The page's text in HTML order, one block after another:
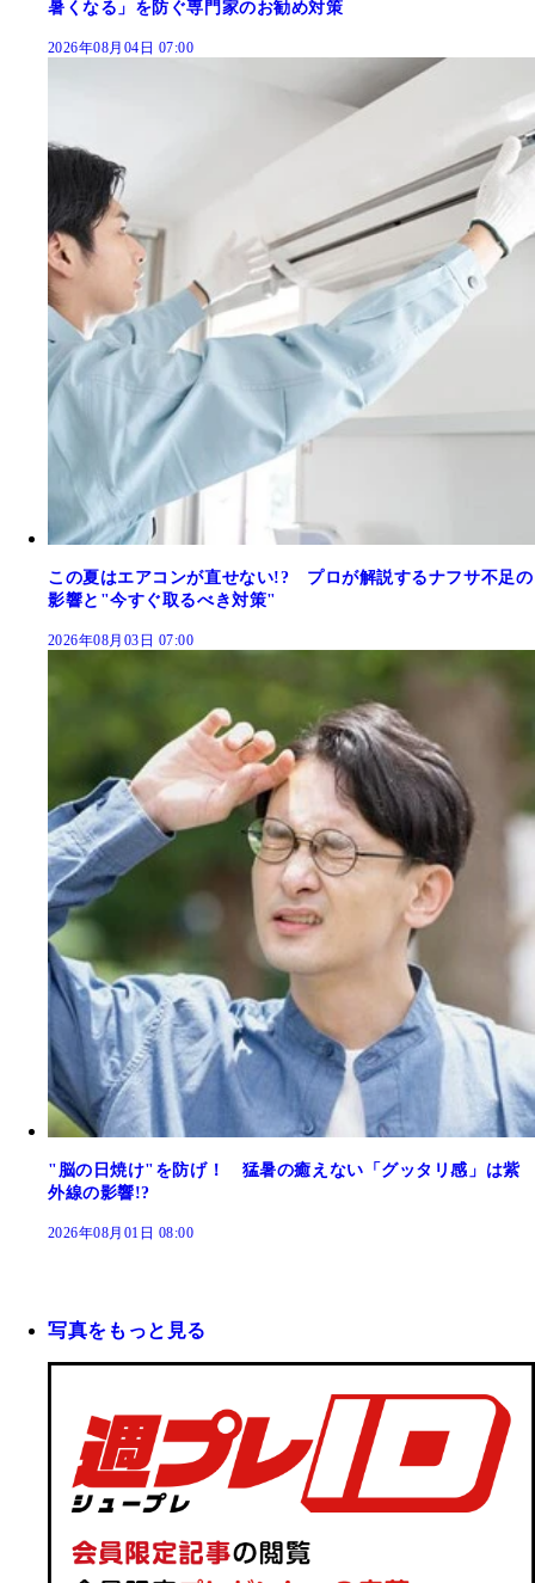
暑くなる」を防ぐ専門家のお勧め対策
2026年08月04日 07:00
この夏はエアコンが直せない!? プロが解説するナフサ不足の
影響と"今すぐ取るべき対策"
2026年08月03日 07:00
"脳の日焼け"を防げ！ 猛暑の癒えない「グッタリ感」は紫
外線の影響!?
2026年08月01日 08:00
写真をもっと見る